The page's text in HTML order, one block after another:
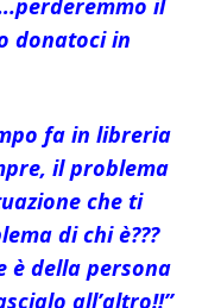
il
donatoci in
fa in libreria
il problema
che ti
di chi è???
è della persona
all’altro!!”